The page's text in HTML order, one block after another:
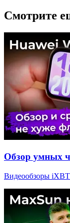
Смотрите
Обзор умных
Видеообзоры